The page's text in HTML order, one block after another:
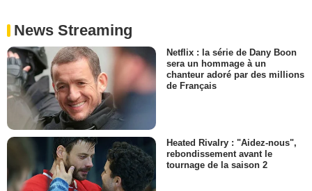
News Streaming
Netflix : la série de Dany Boon
sera un hommage à un
chanteur adoré par des millions
de Français
Heated Rivalry : "Aidez-nous",
rebondissement avant le
tournage de la saison 2